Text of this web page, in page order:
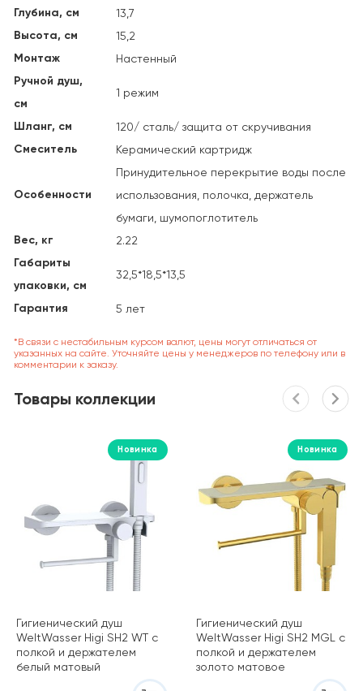
Глубина, см 13,7
Высота, см 15,2
Монтаж Настенный
Ручной душ,
см
1 режим
Шланг, см 120/ сталь/ защита от скручивания
Смеситель Керамический картридж
Особенности
Принудительное перекрытие воды после
использования, полочка, держатель
бумаги, шумопоглотитель
Вес, кг 2.22
Габариты
упаковки, см
32,5*18,5*13,5
Гарантия 5 лет
*В связи с нестабильным курсом валют, цены могут отличаться от
указанных на сайте. Уточняйте цены у менеджеров по телефону или в
комментарии к заказу.
Товары коллекции
Новинка
Гигиенический душ
WeltWasser Higi SH2 WT с
полкой и держателем
белый матовый
Новинка
Гигиенический душ
WeltWasser Higi SH2 MGL с
полкой и держателем
золото матовое